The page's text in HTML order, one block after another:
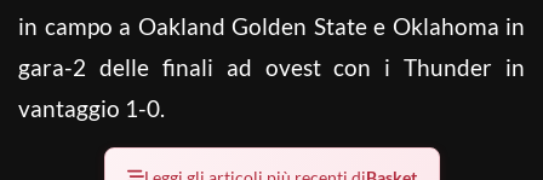
in campo a Oakland Golden State e Oklahoma in
gara-2 delle finali ad ovest con i Thunder in
vantaggio 1-0.